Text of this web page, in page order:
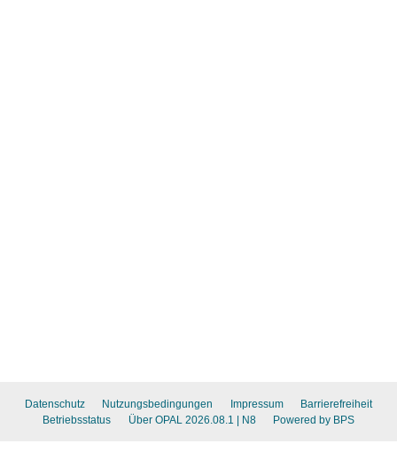
Datenschutz Nutzungsbedingungen Impressum
Barrierefreiheit
Betriebsstatus
Über OPAL 2026.08.1 | N8 Powered by BPS